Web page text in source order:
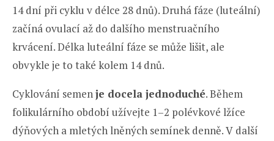
14 dní při cyklu v délce 28 dnů). Druhá fáze (luteální)
začíná ovulací až do dalšího menstruačního
krvácení. Délka luteální fáze se může lišit, ale
obvykle je to také kolem 14 dnů.
Cyklování semenje docela jednoduché. Během
folikulárního období užívejte 1–2 polévkové lžíce
dýňových a mletých lněných semínek denně. V další